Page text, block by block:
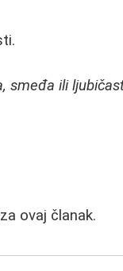
smeđa ili
ovaj članak.